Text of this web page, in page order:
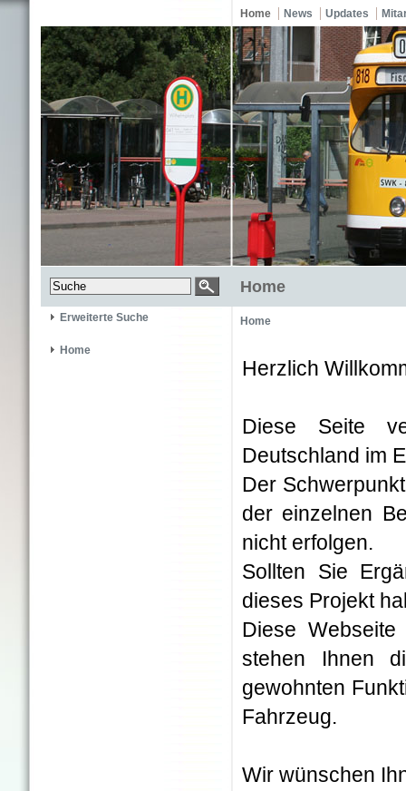
Home News Updates
Home
Erweiterte Suche
Home
Home
Herzlich
Diese Seite
Deutschland im
Der
der einzelnen
nicht erfolgen.
Sollten Sie
dieses Projekt
Diese Webseite
stehen Ihnen
gewohnten
Fahrzeug.
Wir wünschen